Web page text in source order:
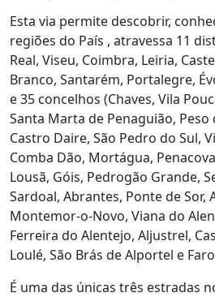
Esta via permite descobrir,
regiões do País , atravessa 11
Real, Viseu, Coimbra, Leiria,
Branco, Santarém, Portalegre,
e 35 concelhos (Chaves, Vila
Santa Marta de Penaguião, Peso
Castro Daire, São Pedro do Sul,
Comba Dão, Mortágua,
Lousã, Góis, Pedrogão Grande,
Sardoal, Abrantes, Ponte de Sor,
Montemor-o-Novo, Viana do
Ferreira do Alentejo, Aljustrel,
Loulé, São Brás de Alportel e
É uma das únicas três estradas